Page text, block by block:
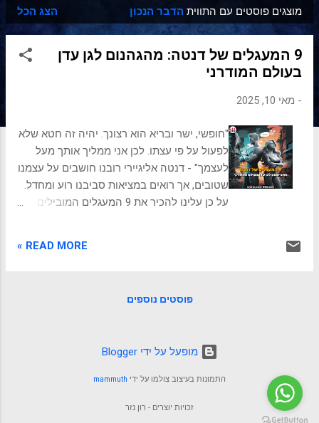
ר
ש
מ
מוצגים פוסטים עם התווית הדבר הנכון הצג הכל
9 המעגלים של דנטה: מהגהנום לגן עדן
בעולם המודרני
- מאי 10, 2025
"חופשי, ישר ובריא הוא רצונך. יהיה זה חטא שלא
לפעול על פי עצתו. לכן אני ממליך אותך מעל
לעצמך" - דנטה אליגיירי רובנו חושבים על עצמנו
שטובים, אך רואים במציאות סביבנו רוע ומחדל.
על כן עלינו להכיר את 9 המעגלים המובילים
פתגם עתיק יומין זה, מהדהד בעוצמה את תמצית
מסע מטלטל דרך תשעת מעגלי הגיהנום, כור
המשורר וירגיליוס, דרך ממלכת הייסורים
הנצחיים. אך מעבר לסיפור המסגרת הפיוטי,
עמוקה ורלוונטית להפליא גם עבורנו, במאה
READ MORE »
פוסטים נוספים
‏מופעל על ידי Blogger
התמונות בעיצוב צולמו על ידי mammuth
זכויות יוצרים - רון נזר